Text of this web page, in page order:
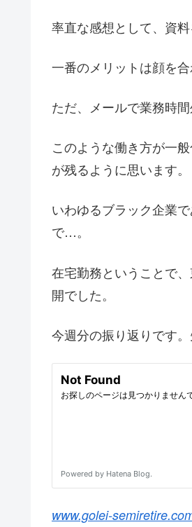
率直な感想として、資
一番のメリットは顔を
ただ、メールで業務時
このような働き方が一
が残るように思います。
いわゆるブラック企業
で…。
在宅勤務ということで
開でした。
今週分の振り返りです。
www.golei-